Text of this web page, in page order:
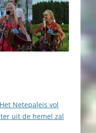
Netepaleis vol
uit de hemel zal